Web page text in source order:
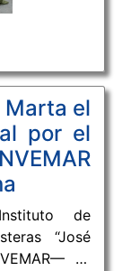
del
escenarios
el
y la
Marta el
por el
de
“José
se